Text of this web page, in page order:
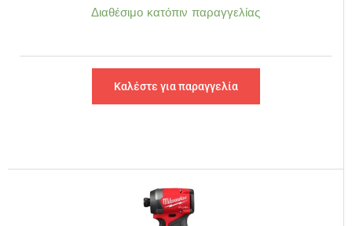
Διαθέσιμο κατόπιν παραγγελίας
Καλέστε για παραγγελία